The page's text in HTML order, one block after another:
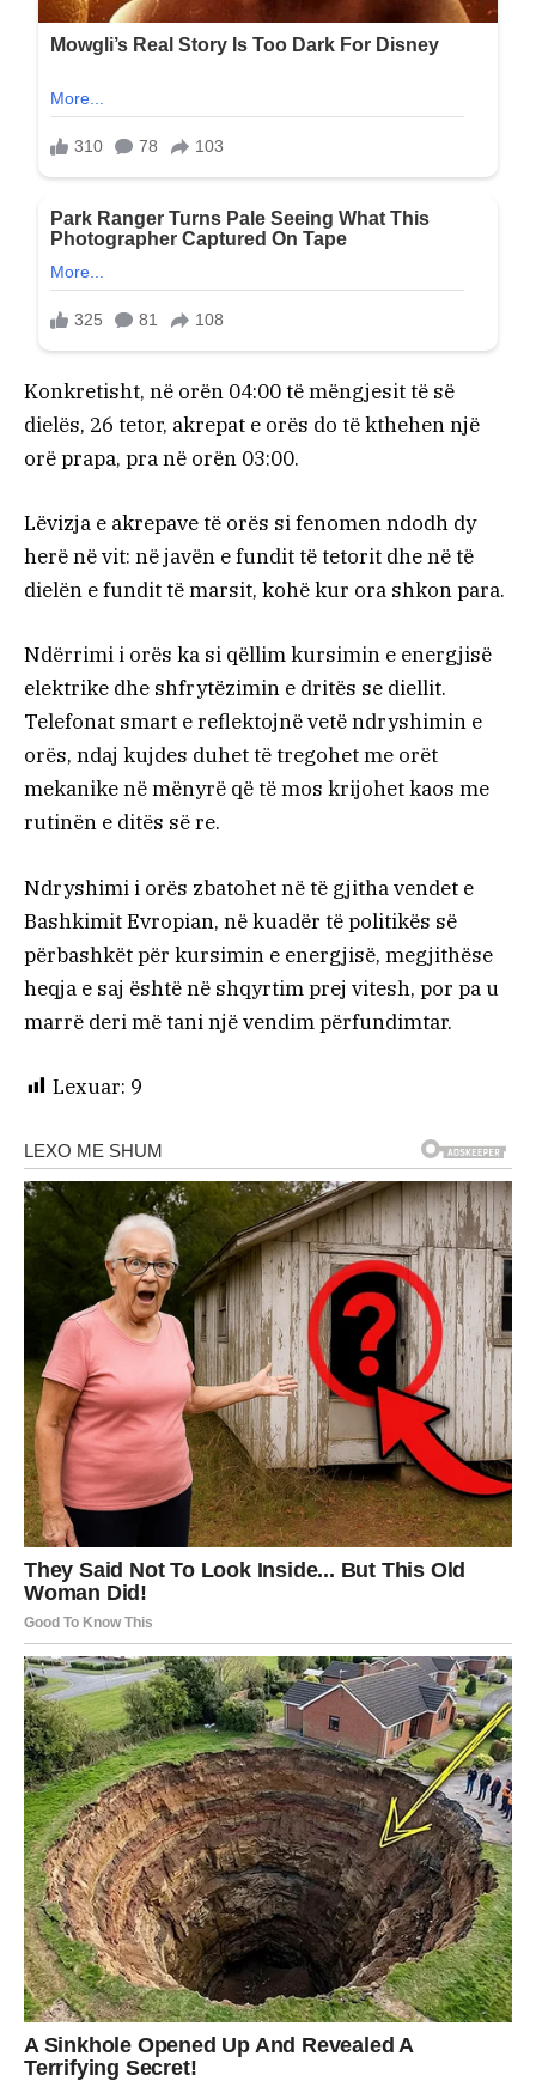
Konkretisht, në orën 04:00 të mëngjesit të së
dielës, 26 tetor, akrepat e orës do të kthehen një
orë prapa, pra në orën 03:00.
Lëvizja e akrepave të orës si fenomen ndodh dy
herë në vit: në javën e fundit të tetorit dhe në të
dielën e fundit të marsit, kohë kur ora shkon para.
Ndërrimi i orës ka si qëllim kursimin e energjisë
elektrike dhe shfrytëzimin e dritës se diellit.
Telefonat smart e reflektojnë vetë ndryshimin e
orës, ndaj kujdes duhet të tregohet me orët
mekanike në mënyrë që të mos krijohet kaos me
rutinën e ditës së re.
Ndryshimi i orës zbatohet në të gjitha vendet e
Bashkimit Evropian, në kuadër të politikës së
përbashkët për kursimin e energjisë, megjithëse
heqja e saj është në shqyrtim prej vitesh, por pa u
marrë deri më tani një vendim përfundimtar.
Lexuar: 9